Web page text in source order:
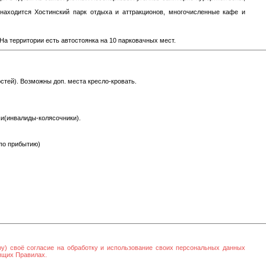
Хостинский парк отдыха и аттракционов, многочисленные кафе и
территории есть автостоянка на 10 парковачных мест.
Возможны доп. места кресло-кровать.
колясочники).
прибытию)
своё согласие на обработку и использование своих персональных данных
Правилах.